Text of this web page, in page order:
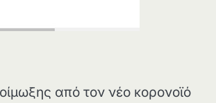
από τον νέο κορονοϊό